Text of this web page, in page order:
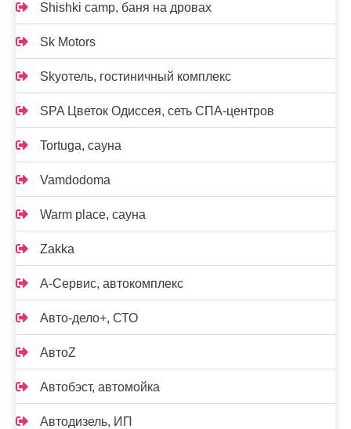
Shishki camp, баня на дровах
Sk Motors
Skyотель, гостиничный комплекс
SPA Цветок Одиссея, сеть СПА-центров
Tortuga, сауна
Vamdodoma
Warm place, сауна
Zakka
А-Сервис, автокомплекс
Авто-дело+, СТО
АвтоZ
Автобэст, автомойка
Автодизель, ИП